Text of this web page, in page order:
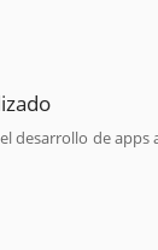
desarrollo de